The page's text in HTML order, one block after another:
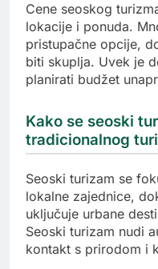
Cene seoskog
lokacije i ponuda.
pristupačne opcije,
biti skuplja. Uvek je
planirati budžet
Kako se seoski
tradicionalnog
Seoski turizam se
lokalne zajednice,
uključuje urbane
Seoski turizam nudi
kontakt s prirodom i